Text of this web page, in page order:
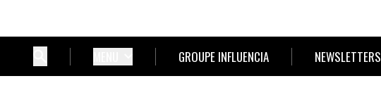
GROUPE INFLUENCIA NEWSLETTERS